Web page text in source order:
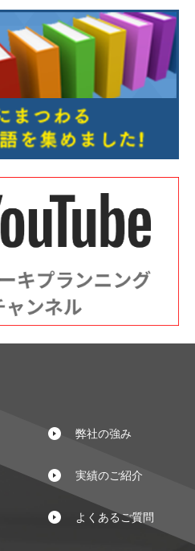
弊社の強み
実績のご紹介
よくあるご質問